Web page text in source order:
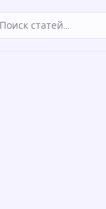
по статьям